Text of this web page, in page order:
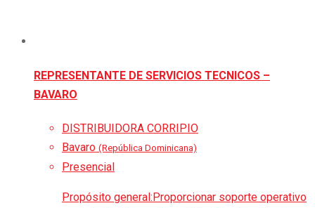
REPRESENTANTE DE SERVICIOS TECNICOS –
BAVARO
DISTRIBUIDORA CORRIPIO
Bavaro (República Dominicana)
Presencial
Propósito general:Proporcionar soporte operativo